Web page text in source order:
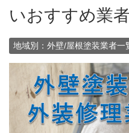
いおすすめ業
地域別：外壁/屋根塗装業者一